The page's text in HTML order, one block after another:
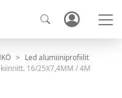
Led alumiiniprofiilit
16/25X7,4MM / 4M